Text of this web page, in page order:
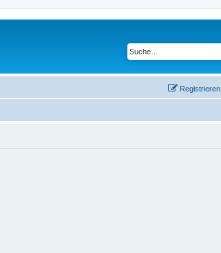
Registrieren